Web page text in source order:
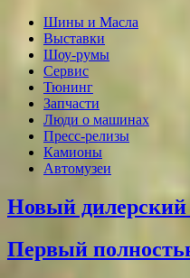
Шины и Масла
Выставки
Шоу-румы
Сервис
Тюнинг
Запчасти
Люди о машинах
Пресс-релизы
Камионы
Автомузеи
Новый дилерский
Первый